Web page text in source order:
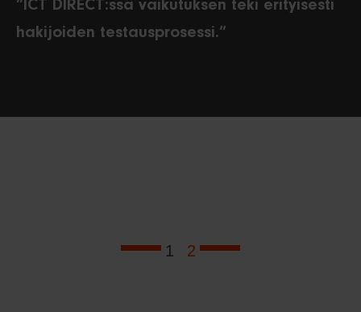
”ICT DIRECT:ssä vaikutuksen teki erityisesti
hakijoiden testausprosessi.”
1 2